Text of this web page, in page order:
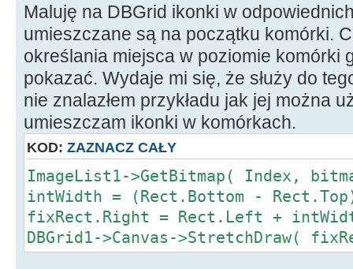
Maluję na DBGrid ikonki w
umieszczane są na początku komórki.
określania miejsca w poziomie komórki
pokazać. Wydaje mi się, że służy do
nie znalazłem przykładu jak jej można
umieszczam ikonki w komórkach.
KOD: ZAZNACZ CAŁY
ImageList1->GetBitmap( Index,
intWidth = (Rect.Bottom -
fixRect.Right = Rect.Left +
DBGrid1->Canvas->StretchDraw(